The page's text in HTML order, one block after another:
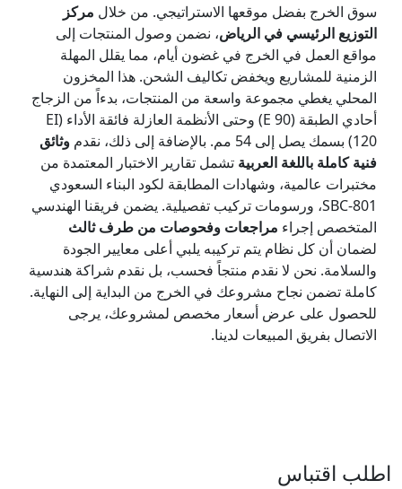
سوق الخرج بفضل موقعها الاستراتيجي. من خلال مركز
التوزيع الرئيسي في الرياض، نضمن وصول المنتجات إلى
مواقع العمل في الخرج في غضون أيام، مما يقلل المهلة
الزمنية للمشاريع ويخفض تكاليف الشحن. هذا المخزون
المحلي يغطي مجموعة واسعة من المنتجات، بدءاً من الزجاج
أحادي الطبقة (E 90) وحتى الأنظمة العازلة فائقة الأداء (EI
120) بسمك يصل إلى 54 مم. بالإضافة إلى ذلك، نقدم
وثائق
فنية كاملة باللغة العربية تشمل تقارير الاختبار المعتمدة من
مختبرات عالمية، وشهادات المطابقة لكود البناء السعودي
SBC-801، ورسومات تركيب تفصيلية. يضمن فريقنا الهندسي
المتخصص إجراء مراجعات وفحوصات من طرف ثالث
لضمان أن كل نظام يتم تركيبه يلبي أعلى معايير الجودة
والسلامة. نحن لا نقدم منتجاً فحسب، بل نقدم شراكة هندسية
كاملة تضمن نجاح مشروعك في الخرج من البداية إلى النهاية.
للحصول على عرض أسعار مخصص لمشروعك، يرجى
الاتصال بفريق المبيعات لدينا.
اطلب اقتباس